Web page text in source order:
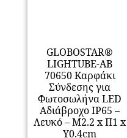
GLOBOSTAR®
LIGHTUBE-AB
70650 Καρφάκι
Σύνδεσης για
Φωτοσωλήνα LED
Αδιάβροχο IP65 –
Λευκό – Μ2.2 x Π1 x
Υ0.4cm